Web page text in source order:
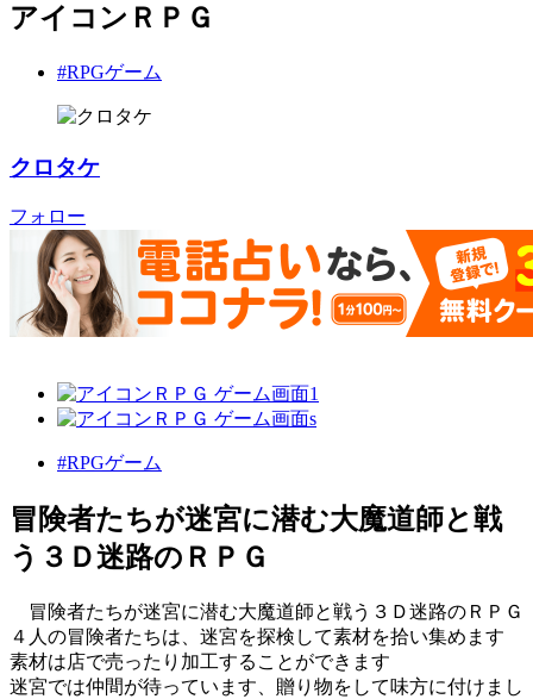
アイコンＲＰＧ
#RPGゲーム
クロタケ
フォロー
#RPGゲーム
冒険者たちが迷宮に潜む大魔道師と戦
う３Ｄ迷路のＲＰＧ
冒険者たちが迷宮に潜む大魔道師と戦う３Ｄ迷路のＲＰＧ
４人の冒険者たちは、迷宮を探検して素材を拾い集めます
素材は店で売ったり加工することができます
迷宮では仲間が待っています、贈り物をして味方に付けまし